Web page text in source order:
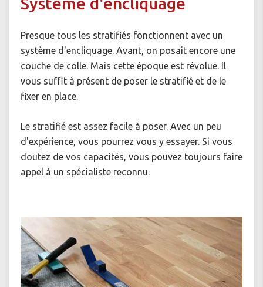
Presque tous les stratifiés fonctionnent avec un
système d'encliquage. Avant, on posait encore une
couche de colle. Mais cette époque est révolue. Il
vous suffit à présent de poser le stratifié et de le
fixer en place.
Le stratifié est assez facile à poser. Avec un peu
d'expérience, vous pourrez vous y essayer. Si vous
doutez de vos capacités, vous pouvez toujours faire
appel à un spécialiste reconnu.